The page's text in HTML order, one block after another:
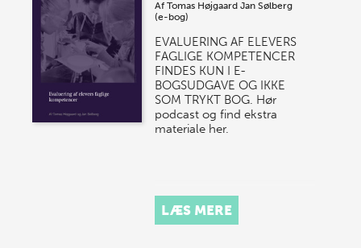
AfTomas Højgaard Jan Sølberg
(e-bog)
EVALUERING AF ELEVERS
FAGLIGE KOMPETENCER
FINDES KUN I E-
BOGSUDGAVE OG IKKE
SOM TRYKT BOG. Hør
podcast og find ekstra
materiale her.
LÆS MERE